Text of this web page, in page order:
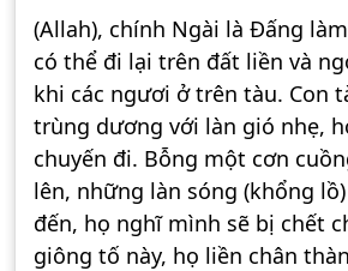
(Allah), chính Ngài là Đấng
có thể đi lại trên đất liền và
khi các ngươi ở trên tàu. Con
trùng dương với làn gió nhẹ,
chuyến đi. Bỗng một cơn
lên, những làn sóng (khổng
đến, họ nghĩ mình sẽ bị chết
giông tố này, họ liền chân